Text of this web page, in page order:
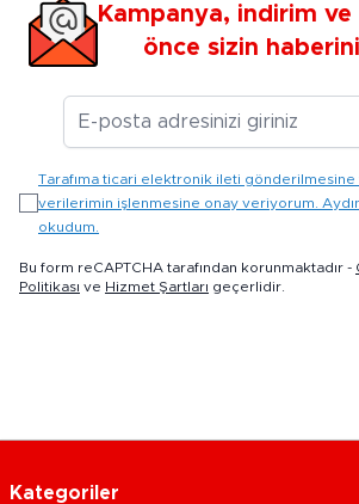
Kampanya, indirim ve
önce sizin
E-posta
Tarafıma ticari elektronik ileti
verilerimin işlenmesine onay veriyorum.
okudum.
Bu form reCAPTCHA tarafından korunmaktadır -
Politikası ve Hizmet Şartları geçerlidir.
Kategoriler